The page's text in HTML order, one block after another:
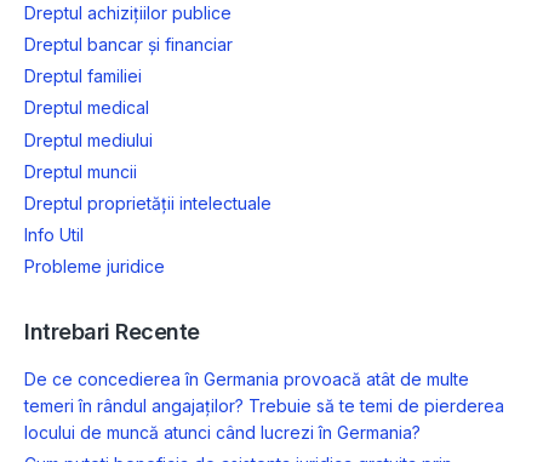
Dreptul achizițiilor publice
Dreptul bancar și financiar
Dreptul familiei
Dreptul medical
Dreptul mediului
Dreptul muncii
Dreptul proprietății intelectuale
Info Util
Probleme juridice
Intrebari Recente
De ce concedierea în Germania provoacă atât de multe
temeri în rândul angajaților? Trebuie să te temi de pierderea
locului de muncă atunci când lucrezi în Germania?